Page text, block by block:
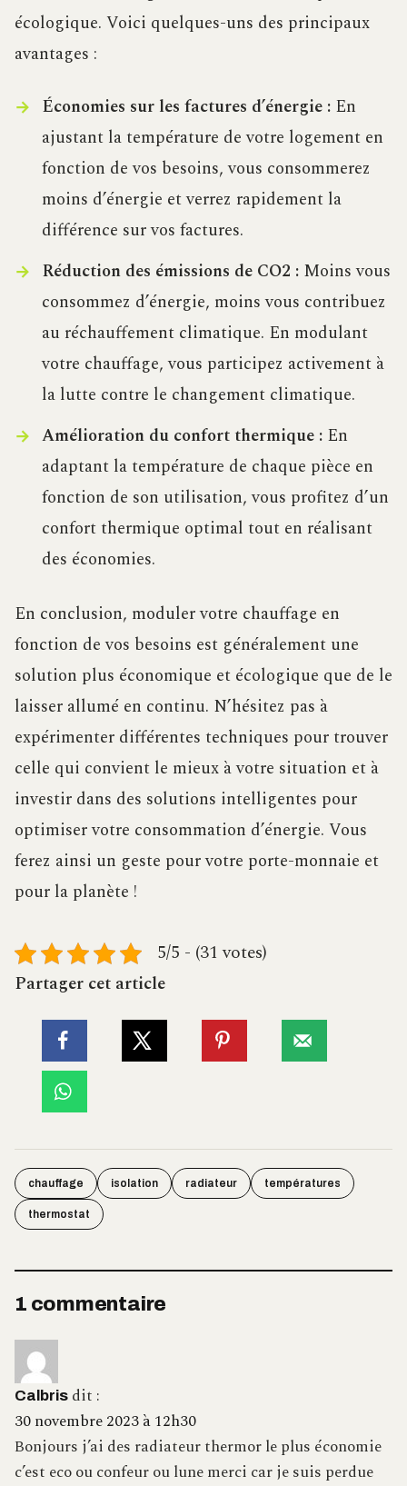
écologique. Voici quelques-uns des principaux
avantages :
Économies sur les factures d’énergie :En
ajustant la température de votre logement en
fonction de vos besoins, vous consommerez
moins d’énergie et verrez rapidement la
différence sur vos factures.
Réduction des émissions de CO2 :Moins vous
consommez d’énergie, moins vous contribuez
au réchauffement climatique. En modulant
votre chauffage, vous participez activement à
la lutte contre le changement climatique.
Amélioration du confort thermique :En
adaptant la température de chaque pièce en
fonction de son utilisation, vous profitez d’un
confort thermique optimal tout en réalisant
des économies.
En conclusion, moduler votre chauffage en
fonction de vos besoins est généralement une
solution plus économique et écologique que de le
laisser allumé en continu. N’hésitez pas à
expérimenter différentes techniques pour trouver
celle qui convient le mieux à votre situation et à
investir dans des solutions intelligentes pour
optimiser votre consommation d’énergie. Vous
ferez ainsi un geste pour votre porte-monnaie et
pour la planète !
5/5 - (31 votes)
Partager cet article
chauffage isolation radiateur températures
thermostat
1 commentaire
Calbris dit :
30 novembre 2023 à 12h30
Bonjours j’ai des radiateur thermor le plus économie
c’est eco ou confeur ou lune merci car je suis perdue